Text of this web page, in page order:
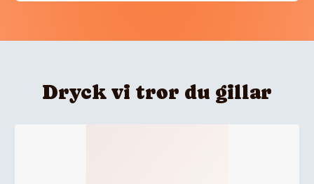
Dryck vi tror du gillar